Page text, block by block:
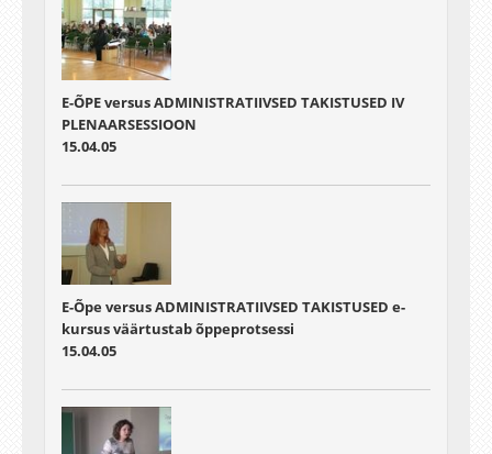
E-ÕPE versus ADMINISTRATIIVSED TAKISTUSED IV
PLENAARSESSIOON
15.04.05
E-Õpe versus ADMINISTRATIIVSED TAKISTUSED e-
kursus väärtustab õppeprotsessi
15.04.05